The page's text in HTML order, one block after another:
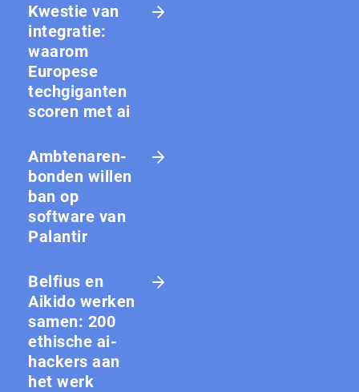
Kwestie van
integratie:
waarom
Europese
techgiganten
scoren met ai
Amb­te­na­ren­
bon­den willen
ban op
software van
Palantir
Belfius en
Aikido werken
samen: 200
ethische ai-
hackers aan
het werk